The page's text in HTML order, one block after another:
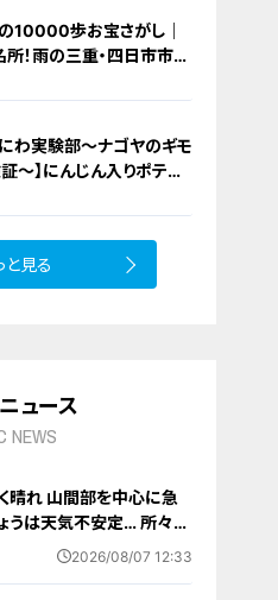
10000歩お宝さがし｜
所！雨の三重・四日市市で
にわ実験部～ナゴヤのギモ
～】にんじん入りポテト
と見る
ュース
NEWS
晴れ 山間部を中心に急
うは天気不安定… 所々で
知･名古屋･岐阜･三重の天
2026/08/07 12:33